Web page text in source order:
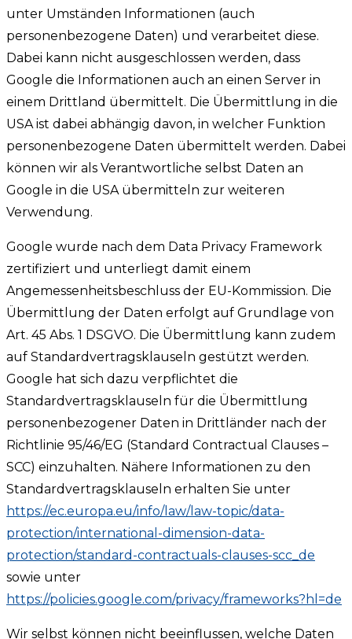
unter Umständen Informationen (auch
personenbezogene Daten) und verarbeitet diese.
Dabei kann nicht ausgeschlossen werden, dass
Google die Informationen auch an einen Server in
einem Drittland übermittelt. Die Übermittlung in die
USA ist dabei abhängig davon, in welcher Funktion
personenbezogene Daten übermittelt werden. Dabei
können wir als Verantwortliche selbst Daten an
Google in die USA übermitteln zur weiteren
Verwendung.
Google wurde nach dem Data Privacy Framework
zertifiziert und unterliegt damit einem
Angemessenheitsbeschluss der EU-Kommission. Die
Übermittlung der Daten erfolgt auf Grundlage von
Art. 45 Abs. 1 DSGVO. Die Übermittlung kann zudem
auf Standardvertragsklauseln gestützt werden.
Google hat sich dazu verpflichtet die
Standardvertragsklauseln für die Übermittlung
personenbezogener Daten in Drittländer nach der
Richtlinie 95/46/EG (Standard Contractual Clauses –
SCC) einzuhalten. Nähere Informationen zu den
Standardvertragsklauseln erhalten Sie unter
https://ec.europa.eu/info/law/law-topic/data-
protection/international-dimension-data-
protection/standard-contractuals-clauses-scc_de
sowie unter
https://policies.google.com/privacy/frameworks?hl=de
Wir selbst können nicht beeinflussen, welche Daten